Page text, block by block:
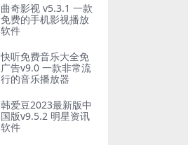
曲奇影视 v5.3.1 一款
免费的手机影视播放
软件
快听免费音乐大全免
广告v9.0 一款非常流
行的音乐播放器
韩爱豆2023最新版中
国版v9.5.2 明星资讯
软件